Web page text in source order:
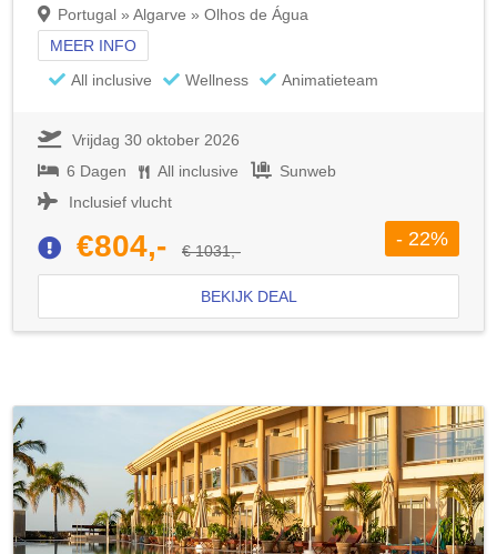
Portugal » Algarve » Olhos de Água
MEER INFO
All inclusive
Wellness Animatieteam
Vrijdag 30 oktober 2026
6 Dagen
All inclusive
Sunweb
Inclusief vlucht
€804,- € 1031,-
- 22%
BEKIJK DEAL